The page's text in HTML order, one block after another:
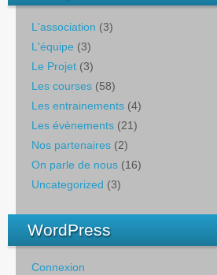
L'association (3)
L'équipe (3)
Le Projet (3)
Les courses (58)
Les entrainements (4)
Les évènements (21)
Nos partenaires (2)
On parle de nous (16)
Uncategorized (3)
WordPress
Connexion